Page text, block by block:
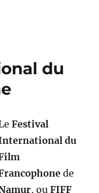
du
Festival
du
de
, ouFIFF